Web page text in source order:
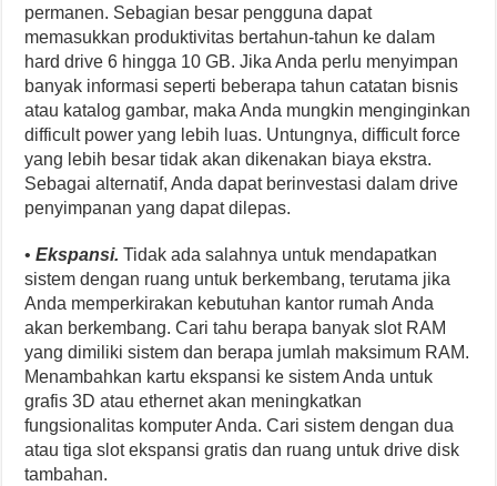
permanen. Sebagian besar pengguna dapat
memasukkan produktivitas bertahun-tahun ke dalam
hard drive 6 hingga 10 GB. Jika Anda perlu menyimpan
banyak informasi seperti beberapa tahun catatan bisnis
atau katalog gambar, maka Anda mungkin menginginkan
difficult power yang lebih luas. Untungnya, difficult force
yang lebih besar tidak akan dikenakan biaya ekstra.
Sebagai alternatif, Anda dapat berinvestasi dalam drive
penyimpanan yang dapat dilepas.
•Ekspansi. Tidak ada salahnya untuk mendapatkan
sistem dengan ruang untuk berkembang, terutama jika
Anda memperkirakan kebutuhan kantor rumah Anda
akan berkembang. Cari tahu berapa banyak slot RAM
yang dimiliki sistem dan berapa jumlah maksimum RAM.
Menambahkan kartu ekspansi ke sistem Anda untuk
grafis 3D atau ethernet akan meningkatkan
fungsionalitas komputer Anda. Cari sistem dengan dua
atau tiga slot ekspansi gratis dan ruang untuk drive disk
tambahan.